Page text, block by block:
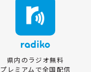
県内のラジオ無料
プレミアムで全国配信